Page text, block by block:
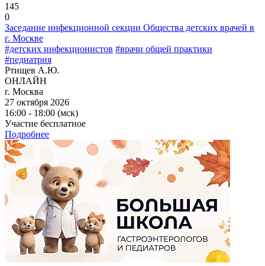
145
0
Заседание инфекционной секции Общества детских врачей в
г. Москве
#детских инфекционистов #врачи общей практики
#педиатрия
Ртищев А.Ю.
ОНЛАЙН
г. Москва
27 октября 2026
16:00 - 18:00 (мск)
Участие бесплатное
Подробнее